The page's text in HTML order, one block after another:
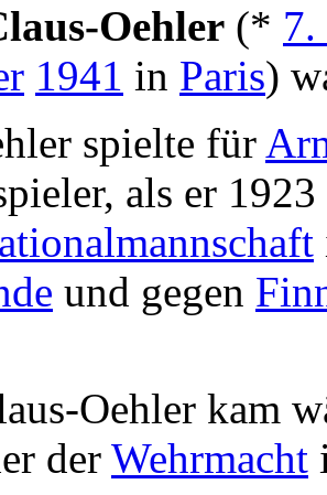
Oehler (*
1941 in Paris)
spielte für
als er
und gegen
Oehler kam
der Wehrmacht